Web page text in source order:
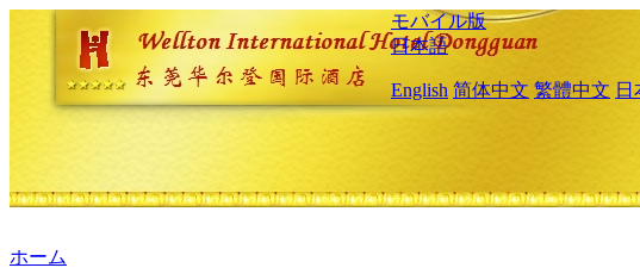
モバイル版
日本語
English 简体中文 繁體中文 日
ホーム